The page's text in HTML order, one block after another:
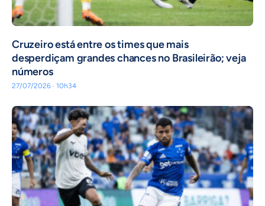
Cruzeiro está entre os times que mais
desperdiçam grandes chances no Brasileirão; veja
números
27/07/2026 · 10h34